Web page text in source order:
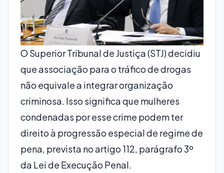
O Superior Tribunal de Justiça (STJ) decidiu
que associação para o tráfico de drogas
não equivale a integrar organização
criminosa. Isso significa que mulheres
condenadas por esse crime podem ter
direito à progressão especial de regime de
pena, prevista no artigo 112, parágrafo 3º
da Lei de Execução Penal.